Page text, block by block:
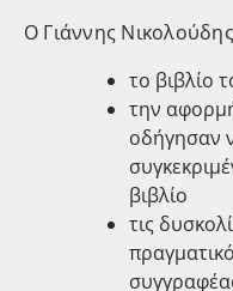
Ο Γιάννης
το βιβλίο
την
οδήγησαν
βιβλίο
τις